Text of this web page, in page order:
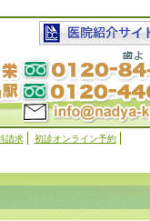
請求 初診オンライン予約